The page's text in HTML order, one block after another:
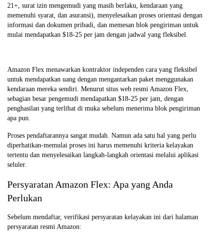
21+, surat izin mengemudi yang masih berlaku, kendaraan yang
memenuhi syarat, dan asuransi), menyelesaikan proses orientasi dengan
informasi dan dokumen pribadi, dan memesan blok pengiriman untuk
mulai mendapatkan $18-25 per jam dengan jadwal yang fleksibel.
Amazon Flex menawarkan kontraktor independen cara yang fleksibel
untuk mendapatkan uang dengan mengantarkan paket menggunakan
kendaraan mereka sendiri. Menurut situs web resmi Amazon Flex,
sebagian besar pengemudi mendapatkan $18-25 per jam, dengan
penghasilan yang terlihat di muka sebelum menerima blok pengiriman
apa pun.
Proses pendaftarannya sangat mudah. Namun ada satu hal yang perlu
diperhatikan-memulai proses ini harus memenuhi kriteria kelayakan
tertentu dan menyelesaikan langkah-langkah orientasi melalui aplikasi
seluler.
Persyaratan Amazon Flex: Apa yang Anda
Perlukan
Sebelum mendaftar, verifikasi persyaratan kelayakan ini dari halaman
persyaratan resmi Amazon: